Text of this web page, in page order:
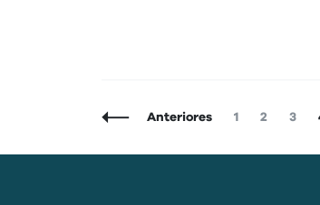
Navegação
Posts
Anteriores Página
1 Página
2 3